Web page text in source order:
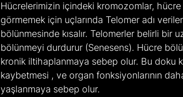
Hücrelerimizin içindeki kromozomlar,
görmemek için uçlarında Telomer adı
bölünmesinde kısalır. Telomerler belirli bir
bölünmeyi durdurur (Senesens). Hücre
kronik iltihaplanmaya sebep olur. Bu doku
kaybetmesi , ve organ fonksiyonlarının
yaşlanmaya sebep olur.